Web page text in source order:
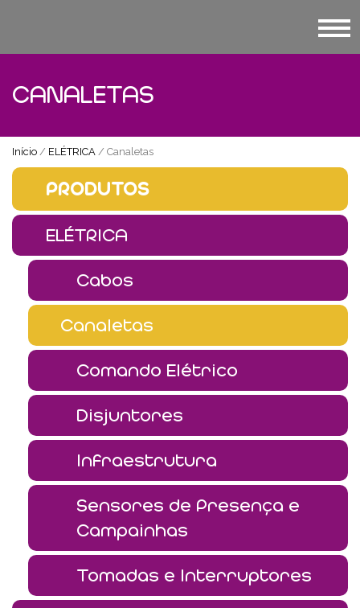
CANALETAS
Início / ELÉTRICA / Canaletas
PRODUTOS
ELÉTRICA
Cabos
Canaletas
Comando Elétrico
Disjuntores
Infraestrutura
Sensores de Presença e
Campainhas
Tomadas e Interruptores